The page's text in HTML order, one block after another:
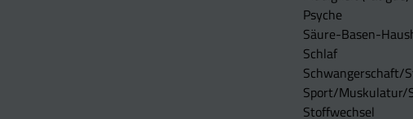
Psyche
Säure-Basen-
Schlaf
Schwangerschaft/
Sport/Muskulatur/
Stoffwechsel